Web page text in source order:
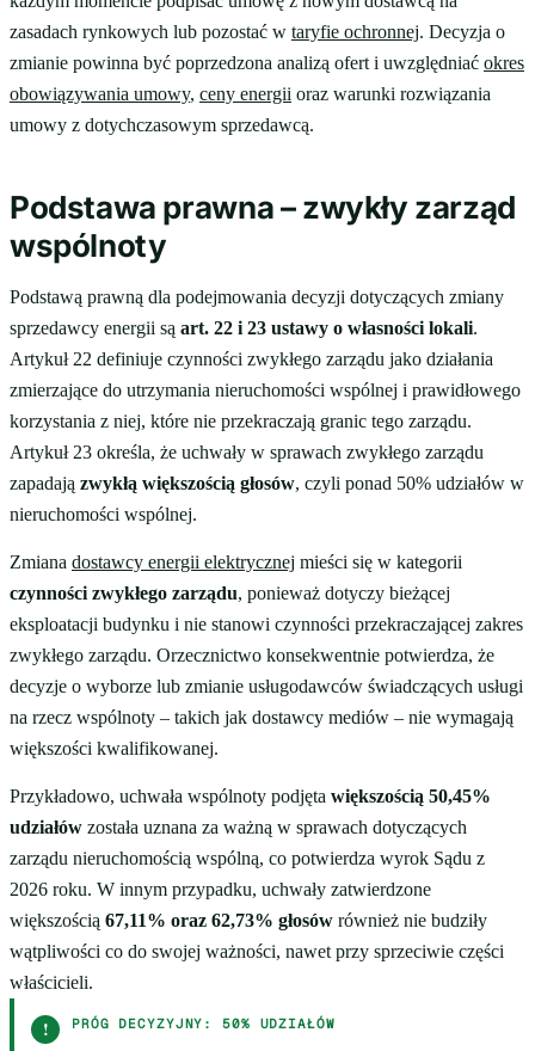
zasadach rynkowych lub pozostać w taryfie ochronnej. Decyzja o
zmianie powinna być poprzedzona analizą ofert i uwzględniać okres
obowiązywania umowy, ceny energii oraz warunki rozwiązania
umowy z dotychczasowym sprzedawcą.
Podstawa prawna – zwykły zarząd
wspólnoty
Podstawą prawną dla podejmowania decyzji dotyczących zmiany
sprzedawcy energii są art. 22 i 23 ustawy o własności lokali.
Artykuł 22 definiuje czynności zwykłego zarządu jako działania
zmierzające do utrzymania nieruchomości wspólnej i prawidłowego
korzystania z niej, które nie przekraczają granic tego zarządu.
Artykuł 23 określa, że uchwały w sprawach zwykłego zarządu
zapadają zwykłą większością głosów, czyli ponad 50% udziałów w
nieruchomości wspólnej.
Zmiana dostawcy energii elektrycznej mieści się w kategorii
czynności zwykłego zarządu, ponieważ dotyczy bieżącej
eksploatacji budynku i nie stanowi czynności przekraczającej zakres
zwykłego zarządu. Orzecznictwo konsekwentnie potwierdza, że
decyzje o wyborze lub zmianie usługodawców świadczących usługi
na rzecz wspólnoty – takich jak dostawcy mediów – nie wymagają
większości kwalifikowanej.
Przykładowo, uchwała wspólnoty podjęta większością 50,45%
udziałów została uznana za ważną w sprawach dotyczących
zarządu nieruchomością wspólną, co potwierdza wyrok Sądu z
2026 roku. W innym przypadku, uchwały zatwierdzone
większością 67,11% oraz 62,73% głosów również nie budziły
wątpliwości co do swojej ważności, nawet przy sprzeciwie części
właścicieli.
! PRÓG DECYZYJNY: 50% UDZIAŁÓW